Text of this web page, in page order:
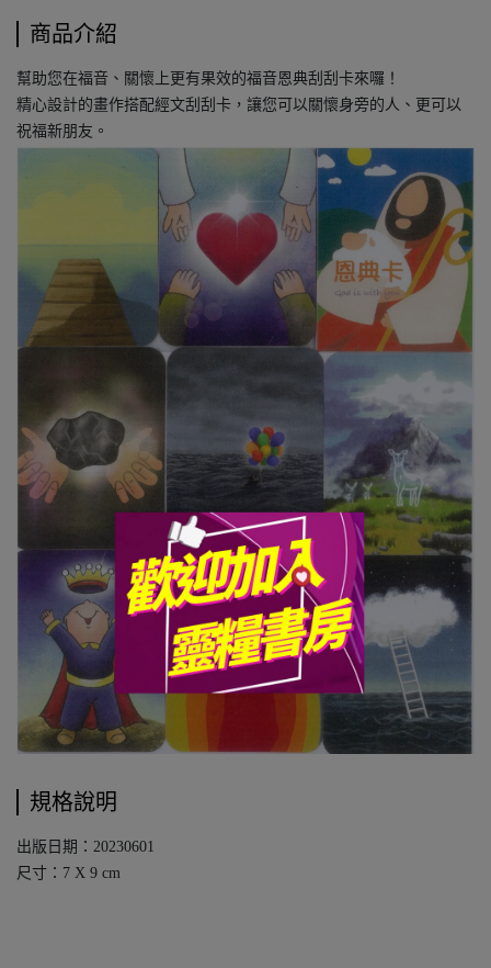
商品介紹
幫助您在福音、關懷上更有果效的福音恩典刮刮卡來囉！
精心設計的畫作搭配經文刮刮卡，讓您可以關懷身旁的人、更可以
祝福新朋友。
規格說明
出版日期：20230601
尺寸：7 X 9 cm